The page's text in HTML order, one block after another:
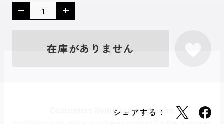
在庫がありません
シェアする：